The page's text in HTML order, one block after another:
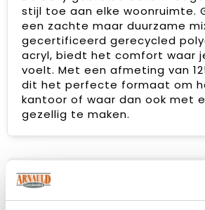
stijl toe aan elke woonruimte.
een zachte maar duurzame
gecertificeerd gerecycled
acryl, biedt het comfort waar
voelt. Met een afmeting van
dit het perfecte formaat om
kantoor of waar dan ook met
gezellig te maken.
Specificaties